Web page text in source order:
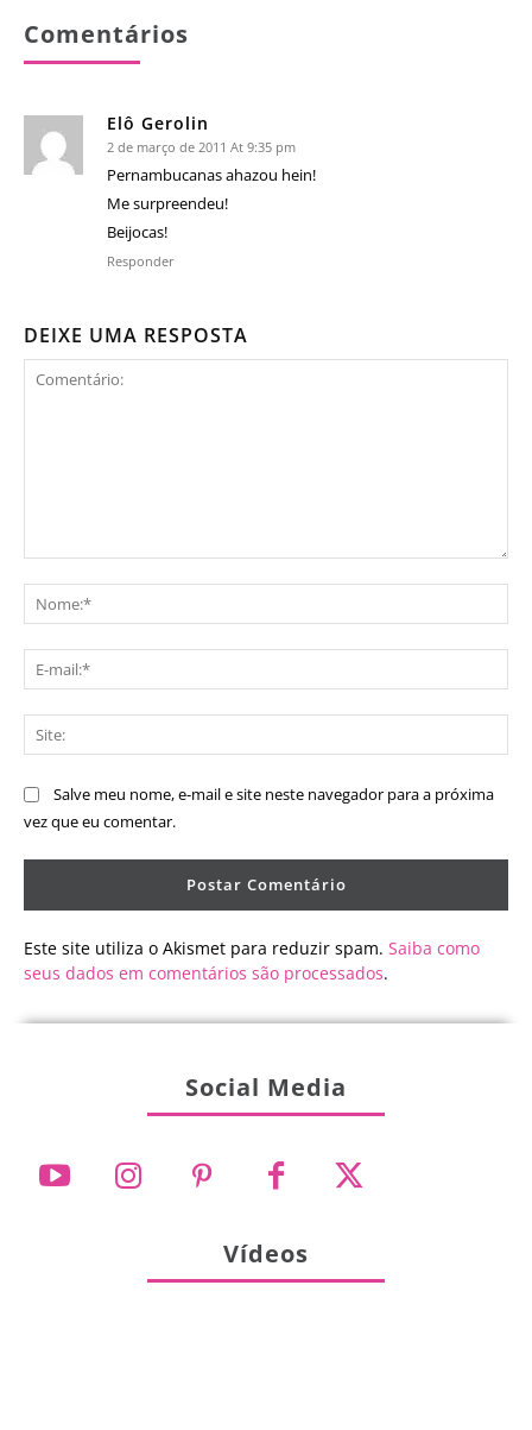
Comentários
Elô Gerolin
2 de março de 2011 At 9:35 pm
Pernambucanas ahazou hein!
Me surpreendeu!
Beijocas!
Responder
DEIXE UMA RESPOSTA
Salve meu nome, e-mail e site neste navegador para a próxima
vez que eu comentar.
Este site utiliza o Akismet para reduzir spam. Saiba como
seus dados em comentários são processados.
Social Media
Vídeos